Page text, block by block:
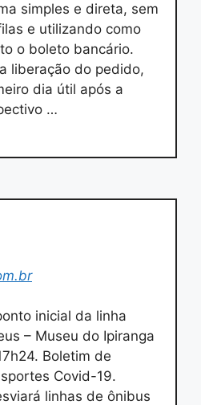
simples e direta, sem
e utilizando como
o boleto bancário.
liberação do pedido,
dia útil após a
…
inicial da linha
– Museu do Ipiranga
Boletim de
Covid-19.
linhas de ônibus